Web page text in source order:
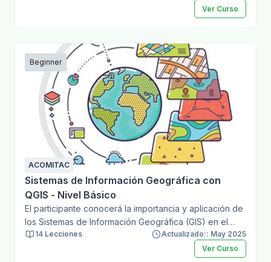
para aplicaciones generales, cumpliendo con la
Norma Técnica para el Sistema Geodésico Nacional,
Ver Curso
Beginner
ACOMITAC
Sistemas de Información Geográfica con
QGIS - Nivel Básico
El participante conocerá la importancia y aplicación de
los Sistemas de Información Geográfica (GIS) en el
estudio y gestión de variables aplicables a un gran
número de sectores profesionales. NORMATIVA
14 Lecciones
Actualizado:: May 2025
Ver Curso